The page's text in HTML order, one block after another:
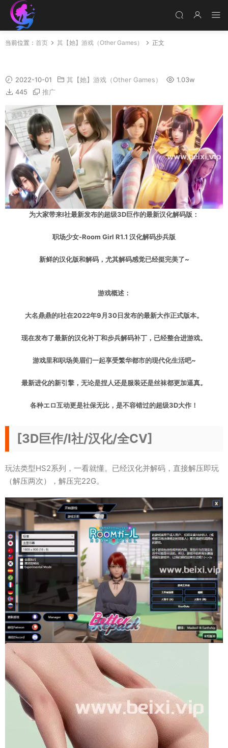
当前位置： 首页 其【她】游戏（Other Games） 正文
2022-10-01 其【她】游戏（Other Games）
1.03w
445
推广
为大家带来I社最新发布的超级3D巨作的最新汉化解码版：
职场少女-Room Girl R1.1 汉化解码步兵版
新鲜的汉化版和解码，尤其解码感觉已经挺完美了~
游戏概述：
大名鼎鼎的I社在2022年9月30日发布的最新大作正式版本。
现在发布了最新的汉化补丁和步兵解码补丁，已经整合进游戏。
游戏里和职场美眉们一起享受繁华都市的现代化生活吧~
最新进化的新引擎，无论是捏人还是服装还是丝袜都更加逼真。
各种エロ互动更是社保无比，是不容错过的超级3D大作！
[3D巨作/I社/汉化/全CV]
玩法类型HS2系列，一看就懂。已经汉化并解码，直接解压即玩
（解压两次），解压完22G。